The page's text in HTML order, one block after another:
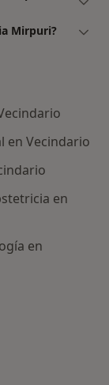
Mirpuri?
en Vecindario
en
en